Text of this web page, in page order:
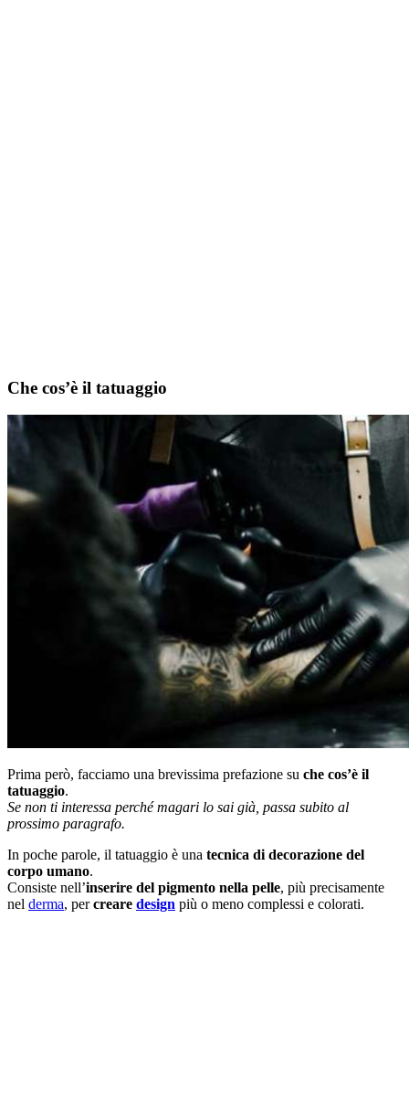
Che cos’è il tatuaggio
Prima però, facciamo una brevissima prefazione su che cos’è il
tatuaggio.
Se non ti interessa perché magari lo sai già, passa subito al
prossimo paragrafo.
In poche parole, il tatuaggio è una tecnica di decorazione del
corpo umano.
Consiste nell’inserire del pigmento nella pelle, più precisamente
nel derma, percreare design più o meno complessi e colorati.